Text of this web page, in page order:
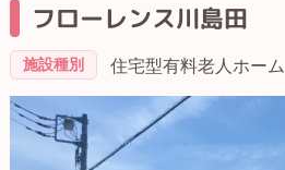
フローレンス川島田
施設種別 住宅型有料老人ホーム